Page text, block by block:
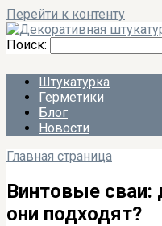
Перейти к контенту
Поиск:
Штукатурка
Герметики
Блог
Новости
Главная страница
Винтовые сваи:
они подходят?